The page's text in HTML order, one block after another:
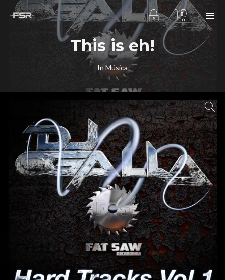
0
This is eh!
In Música